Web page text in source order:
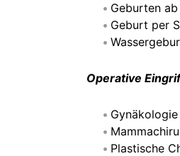
Geburten
Geburt per
Operative
Gynäkologie
Plastische